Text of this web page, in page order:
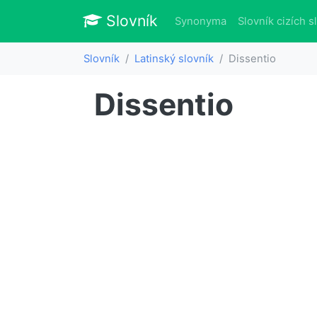
Slovník Slovník
Synonyma Slovník cizích
Slovník Latinský slovník Dissentio
Dissentio